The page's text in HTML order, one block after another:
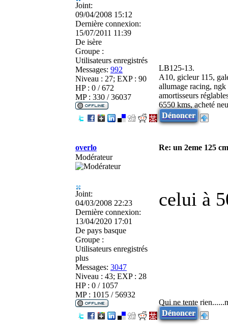
Joint:
09/04/2008 15:12
Dernière connexion:
15/07/2011 11:39
De isère
Groupe :
Utilisateurs enregistrés
Messages: 992
Niveau : 27; EXP : 90
HP : 0 / 672
MP : 330 / 36037
LB125-13.
A10, gicleur 115,
allumage racing,
amortisseurs
6550 kms, acheté
Dénoncer
overlo
Re: un 2eme 125
Modérateur
Joint:
04/03/2008 22:23
Dernière connexion:
13/04/2020 17:01
De pays basque
Groupe :
Utilisateurs enregistrés
plus
Messages: 3047
Niveau : 43; EXP : 28
HP : 0 / 1057
MP : 1015 / 56932
celui à
Qui ne tente
Dénoncer